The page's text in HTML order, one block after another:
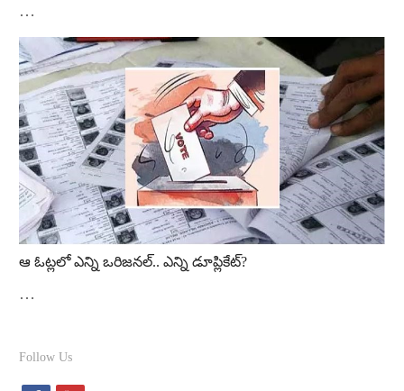
…
ఆ ఓట్ల‌లో ఎన్ని ఒరిజ‌న‌ల్‌.. ఎన్ని డూప్లికేట్‌?
…
Follow Us